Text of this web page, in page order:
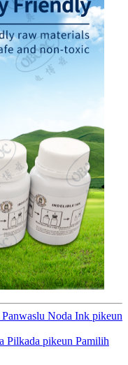
Noda Ink pikeun
Pilkada pikeun Pamilih